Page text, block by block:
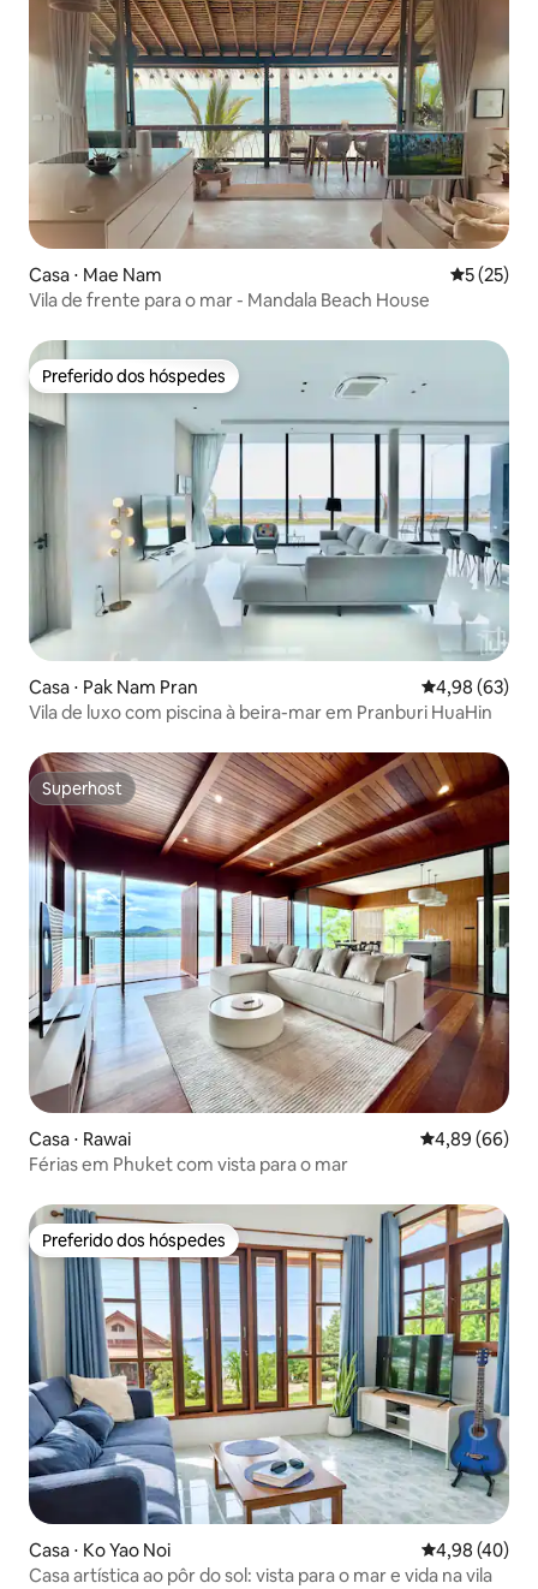
Casa ⋅ Mae Nam 5 de uma
5 (25)
Vila de frente para o mar - Mandala Beach House
Preferido dos hóspedes
Preferido dos hóspedes
Casa ⋅ Pak Nam Pran 4,98 de uma
4,98 (63)
Vila de luxo com piscina à beira-mar em Pranburi HuaHin
Superhost
Superhost
Casa ⋅ Rawai 4,89 de uma
4,89 (66)
Férias em Phuket com vista para o mar
Preferido dos hóspedes
Preferido dos hóspedes
Casa ⋅ Ko Yao Noi 4,98 de uma
4,98 (40)
Casa artística ao pôr do sol: vista para o mar e vida na vila